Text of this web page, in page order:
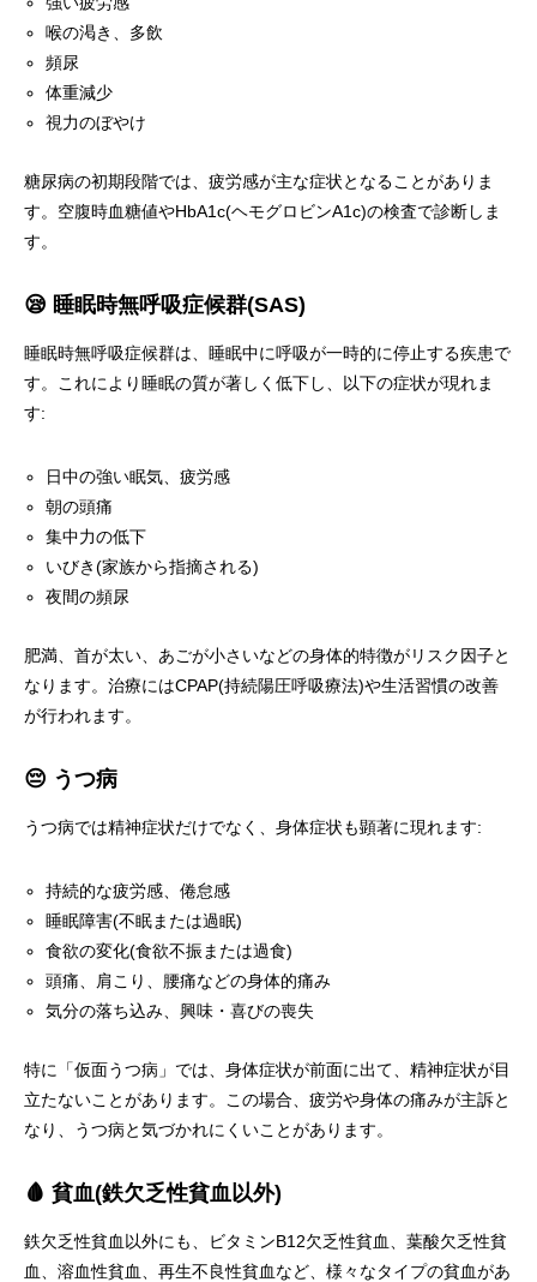
喉の渇き、多飲
頻尿
体重減少
視力のぼやけ
糖尿病の初期段階では、疲労感が主な症状となることがありま
す。空腹時血糖値やHbA1c(ヘモグロビンA1c)の検査で診断しま
す。
😪 睡眠時無呼吸症候群(SAS)
睡眠時無呼吸症候群は、睡眠中に呼吸が一時的に停止する疾患で
す。これにより睡眠の質が著しく低下し、以下の症状が現れま
す:
日中の強い眠気、疲労感
朝の頭痛
集中力の低下
いびき(家族から指摘される)
夜間の頻尿
肥満、首が太い、あごが小さいなどの身体的特徴がリスク因子と
なります。治療にはCPAP(持続陽圧呼吸療法)や生活習慣の改善
が行われます。
😔 うつ病
うつ病では精神症状だけでなく、身体症状も顕著に現れます:
持続的な疲労感、倦怠感
睡眠障害(不眠または過眠)
食欲の変化(食欲不振または過食)
頭痛、肩こり、腰痛などの身体的痛み
気分の落ち込み、興味・喜びの喪失
特に「仮面うつ病」では、身体症状が前面に出て、精神症状が目
立たないことがあります。この場合、疲労や身体の痛みが主訴と
なり、うつ病と気づかれにくいことがあります。
🩸 貧血(鉄欠乏性貧血以外)
鉄欠乏性貧血以外にも、ビタミンB12欠乏性貧血、葉酸欠乏性貧
血、溶血性貧血、再生不良性貧血など、様々なタイプの貧血があ